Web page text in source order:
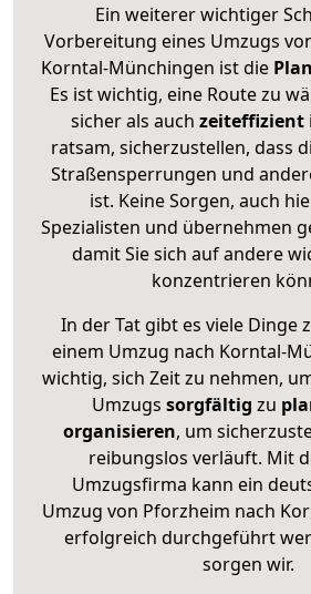
Ein weiterer wichtiger
Vorbereitung eines Umzugs
Korntal-Münchingen ist die
Es ist wichtig, eine Route zu
sicher als auch zeiteffizient
ratsam, sicherzustellen, dass
Straßensperrungen und
ist. Keine Sorgen, auch
Spezialisten und übernehmen
damit Sie sich auf andere
konzentrieren
In der Tat gibt es viele Dinge
einem Umzug nach Korntal-
wichtig, sich Zeit zu nehmen,
Umzugs sorgfältig zu
organisieren, um
reibungslos verläuft. Mit
Umzugsfirma kann ein
Umzug von Pforzheim nach
erfolgreich durchgeführt
sorgen wir.